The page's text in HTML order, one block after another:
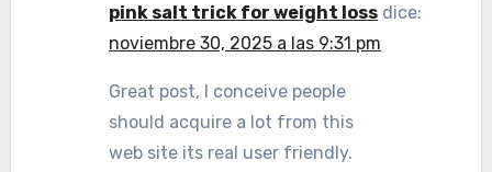
pink salt trick for weight loss dice:
noviembre 30, 2025 a las 9:31 pm
Great post, I conceive people
should acquire a lot from this
web site its real user friendly.